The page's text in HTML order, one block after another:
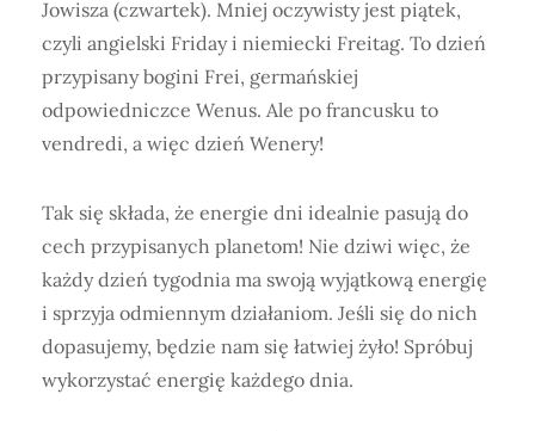
Jowisza (czwartek). Mniej oczywisty jest piątek,
czyli angielski Friday i niemiecki Freitag. To dzień
przypisany bogini Frei, germańskiej
odpowiedniczce Wenus. Ale po francusku to
vendredi, a więc dzień Wenery!
Tak się składa, że energie dni idealnie pasują do
cech przypisanych planetom! Nie dziwi więc, że
każdy dzień tygodnia ma swoją wyjątkową energię
i sprzyja odmiennym działaniom. Jeśli się do nich
dopasujemy, będzie nam się łatwiej żyło! Spróbuj
wykorzystać energię każdego dnia.